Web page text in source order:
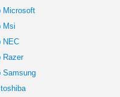
Microsoft
Msi
NEC
Razer
Samsung